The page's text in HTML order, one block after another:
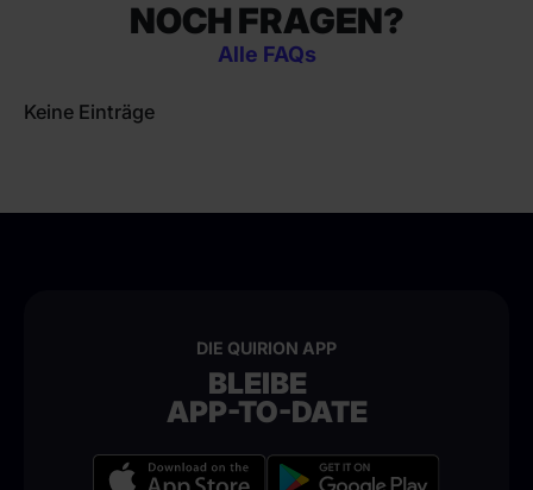
NOCH FRAGEN?
Alle FAQs
Keine Einträge
DIE QUIRION APP
BLEIBE
APP-TO-DATE